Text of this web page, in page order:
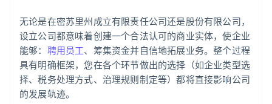
无论是在密苏里州成立有限责任公司还是股份有限公司，
设立公司都意味着创建一个合法认可的商业实体，使企业
能够： 聘用员工、筹集资金并自信地拓展业务。整个过程
具有明确框架，您在各个环节做出的选择（如企业类型选
择、税务处理方式、治理规则制定等）都将直接影响公司
的发展轨迹。